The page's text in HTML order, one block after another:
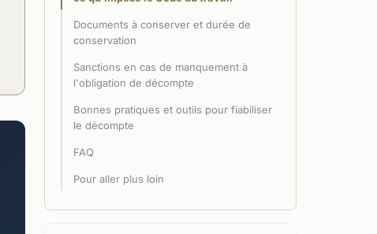
Documents à conserver et durée de
conservation
Sanctions en cas de manquement à
l'obligation de décompte
Bonnes pratiques et outils pour fiabiliser
le décompte
FAQ
Pour aller plus loin